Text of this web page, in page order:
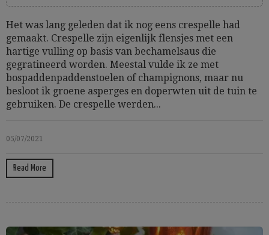
Het was lang geleden dat ik nog eens crespelle had
gemaakt. Crespelle zijn eigenlijk flensjes met een
hartige vulling op basis van bechamelsaus die
gegratineerd worden. Meestal vulde ik ze met
bospaddenpaddenstoelen of champignons, maar nu
besloot ik groene asperges en doperwten uit de tuin te
gebruiken. De crespelle werden...
05/07/2021
Read More